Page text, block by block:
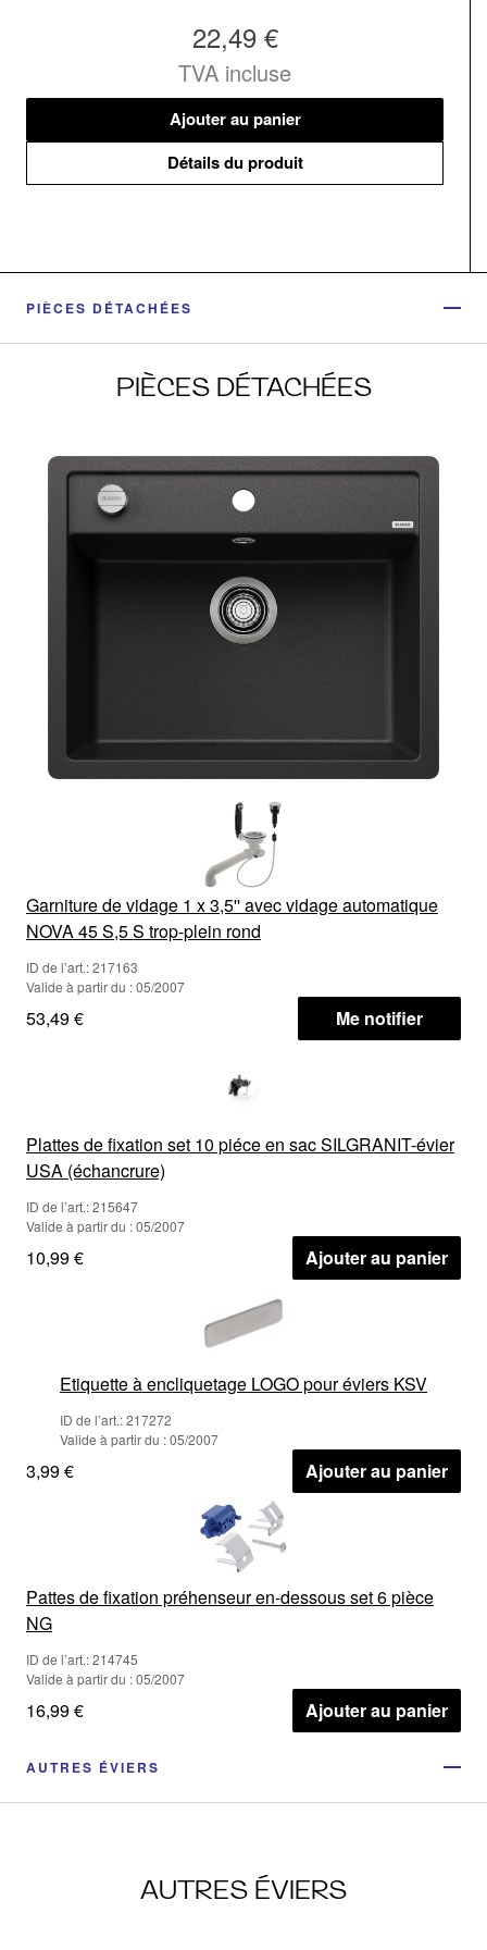
22,49 €
TVA incluse
Ajouter au panier
Détails du produit
PIÈCES DÉTACHÉES
PIÈCES DÉTACHÉES
Garniture de vidage 1 x 3,5'' avec vidage automatique
NOVA 45 S,5 S trop-plein rond
ID de l’art.: 217163
Valide à partir du : 05/2007
53,49 € Me notifier
Plattes de fixation set 10 piéce en sac SILGRANIT-évier
USA (échancrure)
ID de l’art.: 215647
Valide à partir du : 05/2007
10,99 € Ajouter au panier
Etiquette à encliquetage LOGO pour éviers KSV
ID de l’art.: 217272
Valide à partir du : 05/2007
3,99 € Ajouter au panier
Pattes de fixation préhenseur en-dessous set 6 pièce
NG
ID de l’art.: 214745
Valide à partir du : 05/2007
16,99 € Ajouter au panier
AUTRES ÉVIERS
AUTRES ÉVIERS